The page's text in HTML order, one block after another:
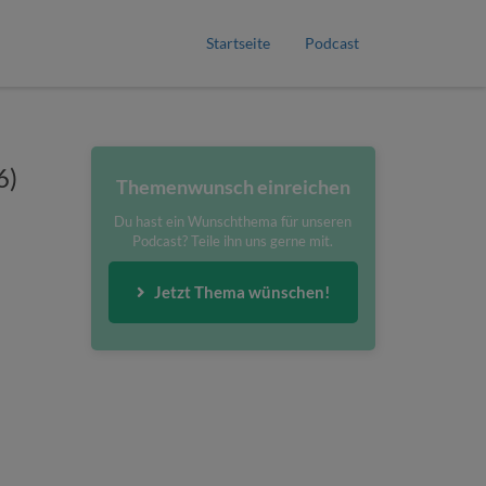
Startseite Podcast
Themenwunsch einreichen
Du hast ein Wunschthema für unseren
Podcast? Teile ihn uns gerne mit.
Jetzt Thema wünschen!